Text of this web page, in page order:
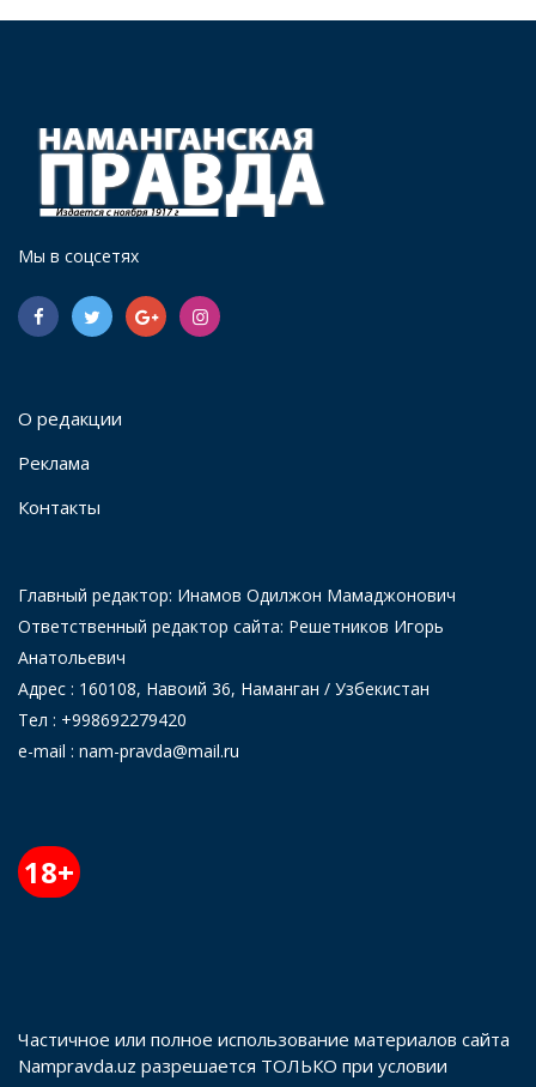
Мы в соцсетях
О редакции
Реклама
Контакты
Главный редактор: Инамов Одилжон Мамаджонович
Ответственный редактор сайта: Решетников Игорь
Анатольевич
Адрес : 160108, Навоий 36, Наманган / Узбекистан
Тел : +998692279420
e-mail : nam-pravda@mail.ru
18+
Частичное или полное использование материалов сайта
Nampravda.uz разрешается ТОЛЬКО при условии